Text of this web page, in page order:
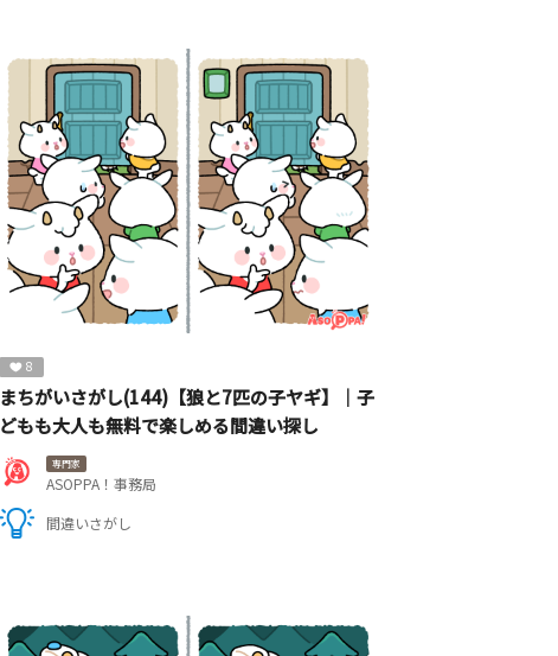
8
まちがいさがし(144)【狼と7匹の子ヤギ】｜子
どもも大人も無料で楽しめる間違い探し
専門家
ASOPPA！事務局
間違いさがし